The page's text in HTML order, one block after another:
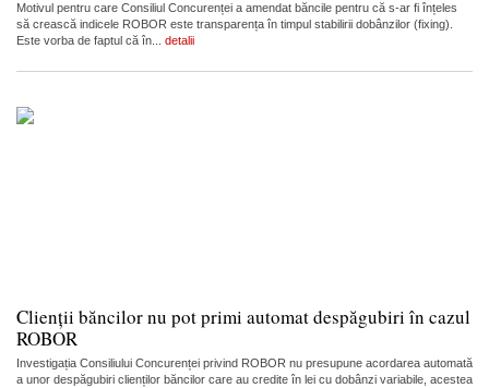
Motivul pentru care Consiliul Concurenței a amendat băncile pentru că s-ar fi înțeles
să crească indicele ROBOR este transparența în timpul stabilirii dobânzilor (fixing).
Este vorba de faptul că în... detalii
Clienții băncilor nu pot primi automat despăgubiri în cazul
ROBOR
Investigația Consiliului Concurenței privind ROBOR nu presupune acordarea automată
a unor despăgubiri clienților băncilor care au credite în lei cu dobânzi variabile, acestea